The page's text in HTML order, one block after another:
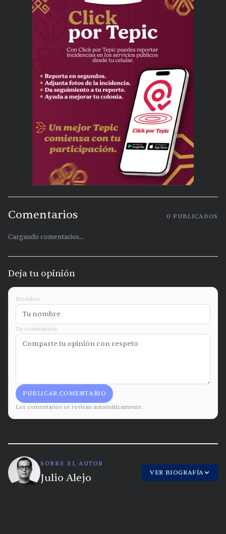
Comentarios 0 PUBLICADOS
Cargando comentarios...
Deja tu opinión
Nombre
Tu comentario
PUBLICAR COMENTARIO
Los comentarios se revisan automáticamente.
SOBRE EL AUTOR
Julio Alejo VER BIOGRAFÍA